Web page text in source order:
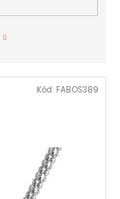
Kód: FABOS389